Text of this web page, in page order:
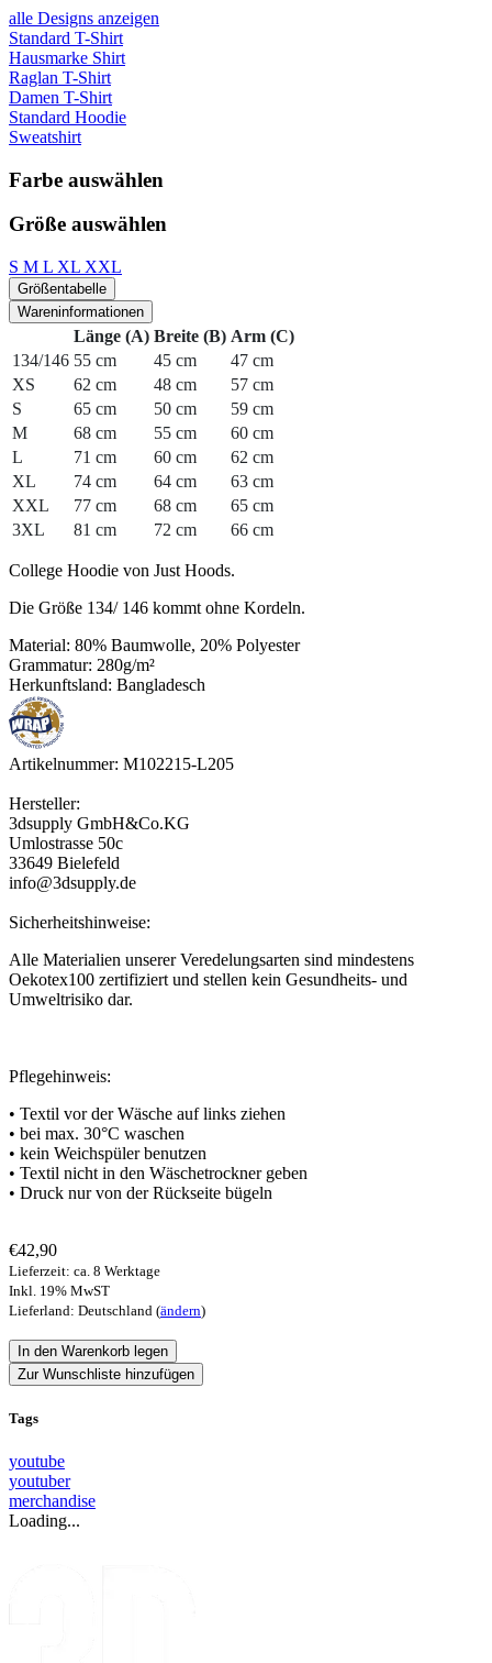
alle Designs anzeigen
Standard T-Shirt
Hausmarke Shirt
Raglan T-Shirt
Damen T-Shirt
Standard Hoodie
Sweatshirt
Farbe auswählen
Größe auswählen
S M L XL XXL
Größentabelle
Wareninformationen
Länge (A) Breite (B) Arm (C)
134/146 55 cm 45 cm
47 cm
XS
62 cm 48 cm
57 cm
S
65 cm 50 cm
59 cm
M
68 cm 55 cm
60 cm
L
71 cm 60 cm
62 cm
XL
74 cm 64 cm
63 cm
XXL
77 cm 68 cm
65 cm
3XL
81 cm 72 cm 66 cm
College Hoodie von Just Hoods.
Die Größe 134/ 146 kommt ohne Kordeln.
Material: 80% Baumwolle, 20% Polyester
Grammatur: 280g/m²
Herkunftsland: Bangladesch
Artikelnummer: M102215-L205
Hersteller:
3dsupply GmbH&Co.KG
Umlostrasse 50c
33649 Bielefeld
info@3dsupply.de
Sicherheitshinweise:
Alle Materialien unserer Veredelungsarten sind mindestens
Oekotex100 zertifiziert und stellen kein Gesundheits- und
Umweltrisiko dar.
Pflegehinweis:
• Textil vor der Wäsche auf links ziehen
• bei max. 30°C waschen
• kein Weichspüler benutzen
• Textil nicht in den Wäschetrockner geben
• Druck nur von der Rückseite bügeln
€42,90
Lieferzeit: ca. 8 Werktage
Inkl. 19% MwST
Lieferland: Deutschland (ändern)
Zur Wunschliste hinzufügen
Tags
youtube
youtuber
merchandise
Loading...